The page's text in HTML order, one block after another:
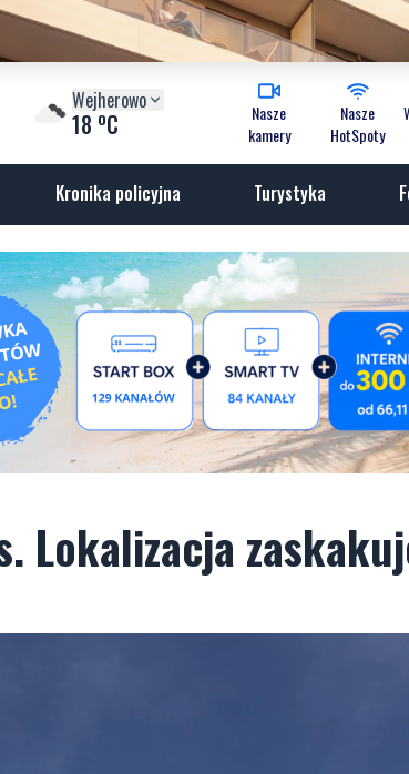
Wejherowo
18 oC
Nasze
kamery
Nasze
HotSpoty
Kronika policyjna Turystyka
Lokalizacja